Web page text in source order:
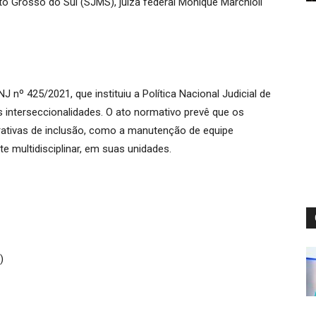
nº 425/2021, que instituiu a Política Nacional Judicial de
O ato normativo prevê que os
de inclusão, como a manutenção de equipe
multidisciplinar, em suas unidades.